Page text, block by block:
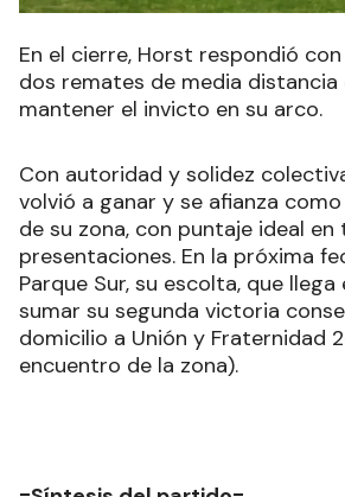
En el cierre, Horst respondió
dos remates de media distancia
mantener el invicto en su arco.
Con autoridad y solidez
volvió a ganar y se afianza
de su zona, con puntaje ideal en
presentaciones. En la próxima
Parque Sur, su escolta, que
sumar su segunda victoria
domicilio a Unión y Fraternidad
encuentro de la zona).